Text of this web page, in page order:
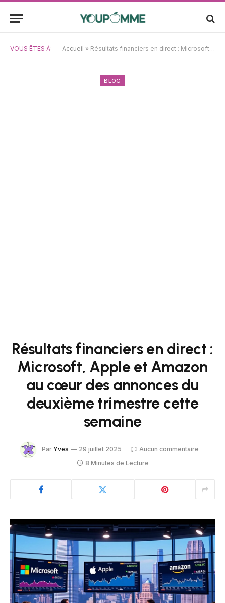
VOUS ÊTES À: Accueil » Résultats financiers en direct : Microsoft, Apple et Amazon au cœur des annonces du deuxième trimestre cette semaine
BLOG
Résultats financiers en direct :
Microsoft, Apple et Amazon
au cœur des annonces du
deuxième trimestre cette
semaine
Par Yves 29 juillet 2025
Aucun commentaire
8 Minutes de Lecture